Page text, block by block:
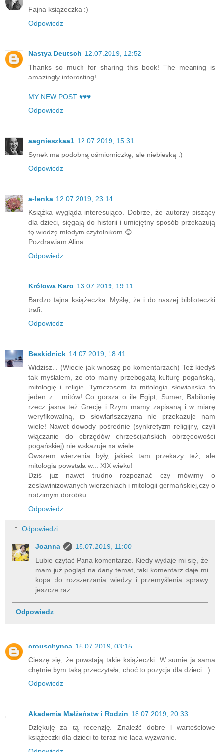
Fajna książeczka :)
Odpowiedz
Nastya Deutsch 12.07.2019, 12:52
Thanks so much for sharing this book! The meaning is
amazingly interesting!
MY NEW POST ♥♥♥
Odpowiedz
aagnieszkaa1 12.07.2019, 15:31
Synek ma podobną ośmiorniczkę, ale niebieską :)
Odpowiedz
a-lenka 12.07.2019, 23:14
Książka wygląda interesująco. Dobrze, że autorzy piszący
dla dzieci, sięgają do historii i umiejętny sposób przekazują
tę wiedzę młodym czytelnikom 😊
Pozdrawiam Alina
Odpowiedz
Królowa Karo 13.07.2019, 19:11
Bardzo fajna książeczka. Myślę, że i do naszej biblioteczki
trafi.
Odpowiedz
Beskidnick 14.07.2019, 18:41
Widzisz... (Wiecie jak wnoszę po komentarzach) Też kiedyś
tak myślałem, że oto mamy przebogatą kulturę pogańską,
mitologię i religię. Tymczasem ta mitologia słowiańska to
jeden z... mitów! Co gorsza o ile Egipt, Sumer, Babilonię
rzecz jasna też Grecję i Rzym mamy zapisaną i w miarę
weryfikowalną, to słowiańszczyzna nie przekazuje nam
wiele! Nawet dowody pośrednie (synkretyzm religijny, czyli
włączanie do obrzędów chrześcijańskich obrzędowości
pogańskiej) nie wskazuje na wiele.
Owszem wierzenia były, jakieś tam przekazy też, ale
mitologia powstała w... XIX wieku!
Dziś juz nawet trudno rozpoznać czy mówimy o
zeslawinizowanych wierzeniach i mitologii germańskiej,czy o
rodzimym dorobku.
Odpowiedz
Odpowiedzi
Joanna
15.07.2019, 11:00
Lubie czytać Pana komentarze. Kiedy wydaje mi się, że
mam już pogląd na dany temat, taki komentarz daje mi
kopa do rozszerzania wiedzy i przemyślenia sprawy
jeszcze raz.
Odpowiedz
crouschynca 15.07.2019, 03:15
Cieszę się, że powstają takie książeczki. W sumie ja sama
chętnie bym taką przeczytała, choć to pozycja dla dzieci. :)
Odpowiedz
Akademia Małżeństw i Rodzin 18.07.2019, 20:33
Dziękuję za tą recenzję. Znaleźć dobre i wartościowe
książeczki dla dzieci to teraz nie lada wyzwanie.